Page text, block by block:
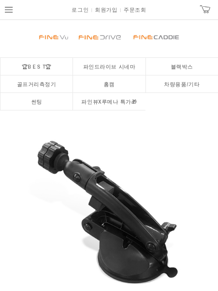
로그인 회원가입 주문조회
🏆B E S T🏆 파인드라이브 시네마 블랙박스
골프거리측정기 홈캠 차량용품/기타
썬팅 파인뷰X루메나 특가🎁